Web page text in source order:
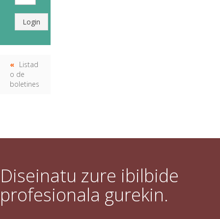
Login
Listad
o de
boletines
Diseinatu zure ibilbide
profesionala gurekin.